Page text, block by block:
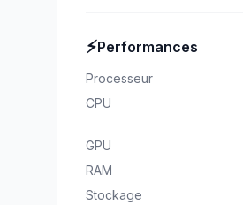
⚡Performances
Processeur
CPU
GPU
RAM
Stockage